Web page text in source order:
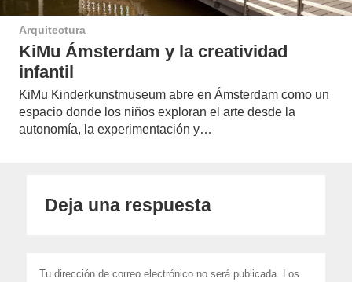
Arquitectura
KiMu Ámsterdam y la creatividad
infantil
KiMu Kinderkunstmuseum abre en Ámsterdam como un
espacio donde los niños exploran el arte desde la
autonomía, la experimentación y…
Deja una respuesta
Tu dirección de correo electrónico no será publicada. Los